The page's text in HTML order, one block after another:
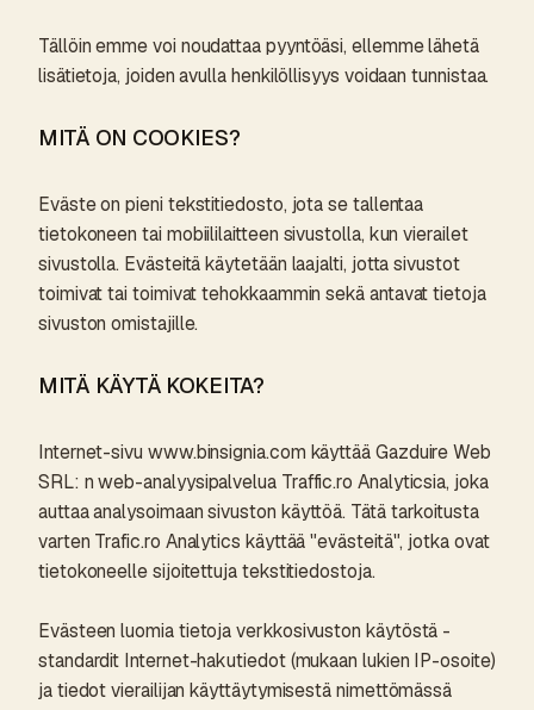
Tällöin emme voi noudattaa pyyntöäsi, ellemme lähetä
lisätietoja, joiden avulla henkilöllisyys voidaan tunnistaa.
MITÄ ON COOKIES?
Eväste on pieni tekstitiedosto, jota se tallentaa
tietokoneen tai mobiililaitteen sivustolla, kun vierailet
sivustolla. Evästeitä käytetään laajalti, jotta sivustot
toimivat tai toimivat tehokkaammin sekä antavat tietoja
sivuston omistajille.
MITÄ KÄYTÄ KOKEITA?
Internet-sivu www.binsignia.com käyttää Gazduire Web
SRL: n web-analyysipalvelua Traffic.ro Analyticsia, joka
auttaa analysoimaan sivuston käyttöä. Tätä tarkoitusta
varten Trafic.ro Analytics käyttää "evästeitä", jotka ovat
tietokoneelle sijoitettuja tekstitiedostoja.
Evästeen luomia tietoja verkkosivuston käytöstä -
standardit Internet-hakutiedot (mukaan lukien IP-osoite)
ja tiedot vierailijan käyttäytymisestä nimettömässä